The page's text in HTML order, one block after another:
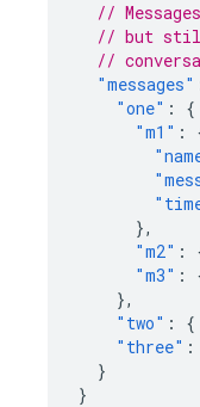
//
// but still
//
"messages"
"one" :
{
"m1" :
},
"m2" :
"m3" :
},
"two" : {
"three" :
}
}